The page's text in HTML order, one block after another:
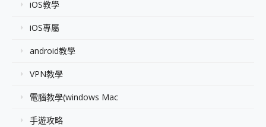
iOS教學
iOS專屬
android教學
VPN教學
電腦教學(windows Mac
手遊攻略